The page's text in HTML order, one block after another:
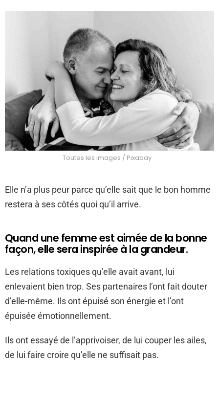
Toutes les images / Pixabay
Elle n’a plus peur parce qu’elle sait que le bon homme
restera à ses côtés quoi qu’il arrive.
Quand une femme est aimée de la bonne
façon, elle sera inspirée à la grandeur.
Les relations toxiques qu’elle avait avant, lui
enlevaient bien trop. Ses partenaires l’ont fait douter
d’elle-même. Ils ont épuisé son énergie et l’ont
épuisée émotionnellement.
Ils ont essayé de l’apprivoiser, de lui couper les ailes,
de lui faire croire qu’elle ne suffisait pas.